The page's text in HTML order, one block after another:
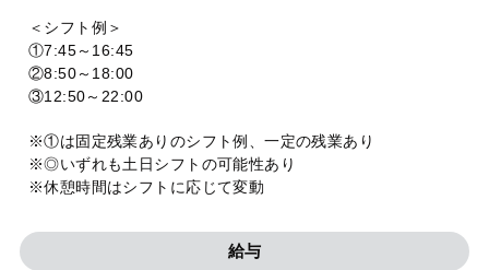
＜シフト例＞
①7:45～16:45
②8:50～18:00
③12:50～22:00
※①は固定残業ありのシフト例、一定の残業あり
※◎いずれも土日シフトの可能性あり
※休憩時間はシフトに応じて変動
給与